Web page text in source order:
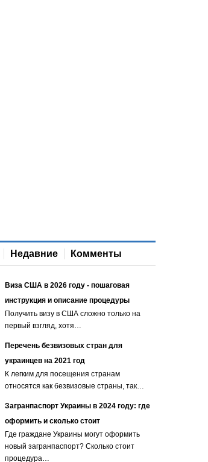
Недавние Комменты
Виза США в 2026 году - пошаговая
инструкция и описание процедуры
Получить визу в США сложно только на
первый взгляд, хотя…
Перечень безвизовых стран для
украинцев на 2021 год
К легким для посещения странам
относятся как безвизовые страны, так…
Загранпаспорт Украины в 2024 году: где
оформить и сколько стоит
Где граждане Украины могут оформить
новый загранпаспорт? Сколько стоит
процедура…